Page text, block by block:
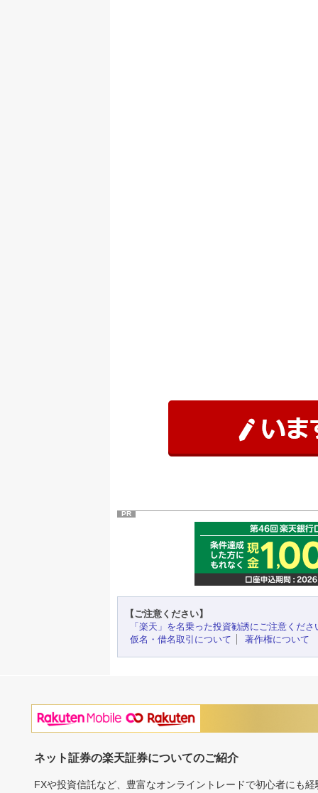
PR
【ご注意ください】
「楽天」を名乗った投資勧誘にご注意くださ
仮名・借名取引について
著作権について
ネット証券の楽天証券についてのご紹介
FXや投資信託など、豊富なオンライントレードで初心者にも